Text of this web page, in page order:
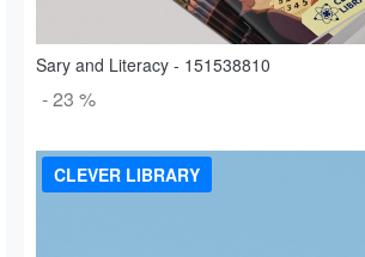
Sary and Literacy - 151538810
- 23 %
CLEVER LIBRARY